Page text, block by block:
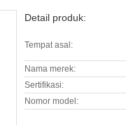
Detail produk:
Tempat asal:
Nama merek:
Sertifikasi:
Nomor model: